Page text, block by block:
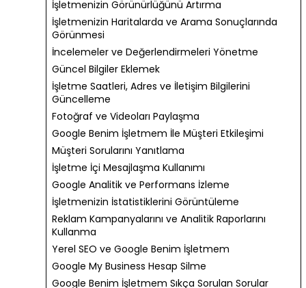
İşletmenizin Görünürlüğünü Artırma
İşletmenizin Haritalarda ve Arama Sonuçlarında
Görünmesi
İncelemeler ve Değerlendirmeleri Yönetme
Güncel Bilgiler Eklemek
İşletme Saatleri, Adres ve İletişim Bilgilerini
Güncelleme
Fotoğraf ve Videoları Paylaşma
Google Benim İşletmem İle Müşteri Etkileşimi
Müşteri Sorularını Yanıtlama
İşletme İçi Mesajlaşma Kullanımı
Google Analitik ve Performans İzleme
İşletmenizin İstatistiklerini Görüntüleme
Reklam Kampanyalarını ve Analitik Raporlarını
Kullanma
Yerel SEO ve Google Benim İşletmem
Google My Business Hesap Silme
Google Benim İşletmem Sıkça Sorulan Sorular